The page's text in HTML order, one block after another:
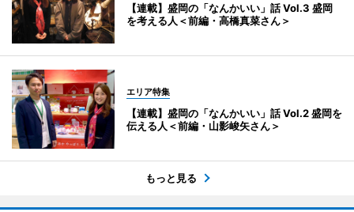
【連載】盛岡の「なんかいい」話 Vol.3 盛岡
を考える人＜前編・高橋真菜さん＞
エリア特集
【連載】盛岡の「なんかいい」話 Vol.2 盛岡を
伝える人＜前編・山影峻矢さん＞
もっと見る